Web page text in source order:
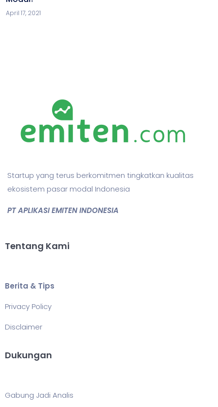
April 17, 2021
Startup yang terus berkomitmen tingkatkan kualitas
ekosistem pasar modal Indonesia
PT APLIKASI EMITEN INDONESIA
Tentang Kami
Berita & Tips
Privacy Policy
Disclaimer
Dukungan
Gabung Jadi Analis